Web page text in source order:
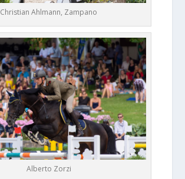
Christian Ahlmann, Zampano
Alberto Zorzi